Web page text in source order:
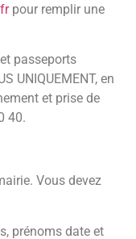
pour remplir une
passeports
UNIQUEMENT, en
et prise de
40.
Vous devez
prénoms date et